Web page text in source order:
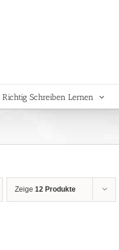
Richtig Schreiben Lernen
Zeige 12 Produkte